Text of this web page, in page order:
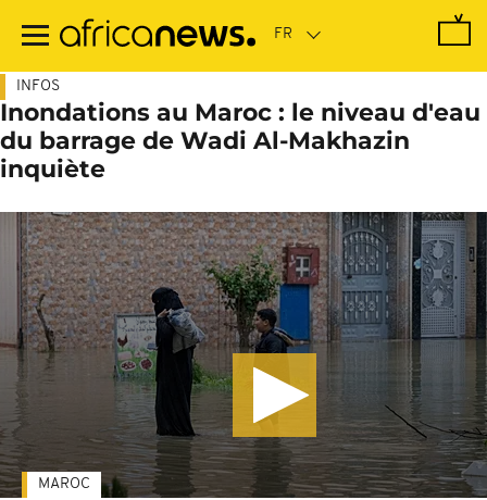
contenu
INFOS
Inondations au Maroc : le niveau d'eau
du barrage de Wadi Al-Makhazin
inquiète
MAROC